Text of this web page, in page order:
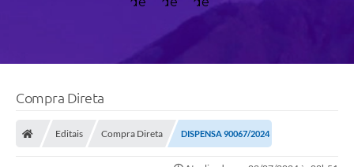
Compra Direta
Editais Compra Direta DISPENSA 90067/2024